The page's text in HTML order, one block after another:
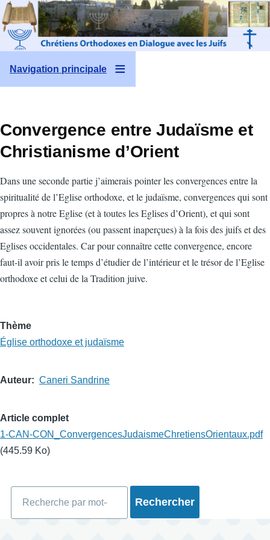
Aller au contenu principal
Navigation principale
Convergence entre Judaïsme et
Christianisme d’Orient
Dans une seconde partie j’aimerais pointer les convergences entre la
spiritualité de l’Eglise orthodoxe, et le judaïsme, convergences qui sont
propres à notre Eglise (et à toutes les Eglises d’Orient), et qui sont
assez souvent ignorées (ou passent inaperçues) à la fois des juifs et des
Eglises occidentales. Car pour connaître cette convergence, encore
faut-il avoir pris le temps d’étudier de l’intérieur et le trésor de l’Eglise
orthodoxe et celui de la Tradition juive.
Thème
Église orthodoxe et judaïsme
Auteur Caneri Sandrine
Article complet
1-CAN-CON_ConvergencesJudaismeChretiensOrientaux.pdf
(445.59 Ko)